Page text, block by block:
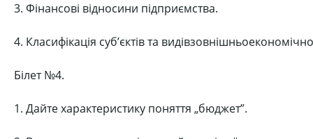
3. Фінансові відносини підприємства.
4. Класифікація суб’єктів та
Білет №4.
1. Дайте характеристику поняття „бюджет”.